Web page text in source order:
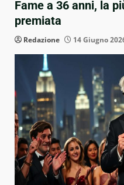
Fame a 36 anni, la
premiata
Redazione 14 Giugno